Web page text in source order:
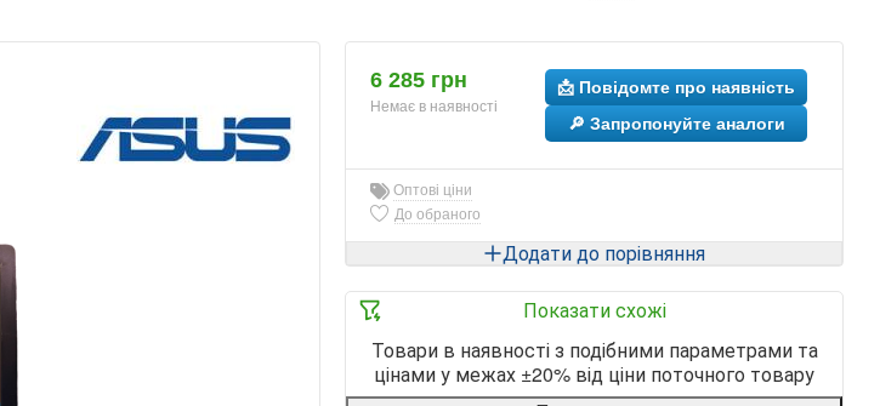
6 285 грн
Немає в наявності
📩 Повідомте про наявність
🔎 Запропонуйте аналоги
Оптові ціни
До обраного
Додати до порівняння
Показати схожі
Товари в наявності з подібними параметрами та
цінами у межах ±20% від ціни поточного товару